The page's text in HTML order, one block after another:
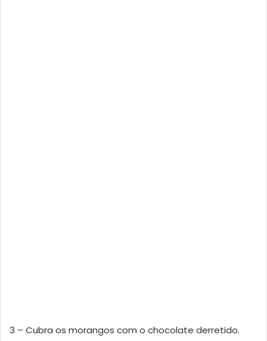
3 – Cubra os morangos com o chocolate derretido.